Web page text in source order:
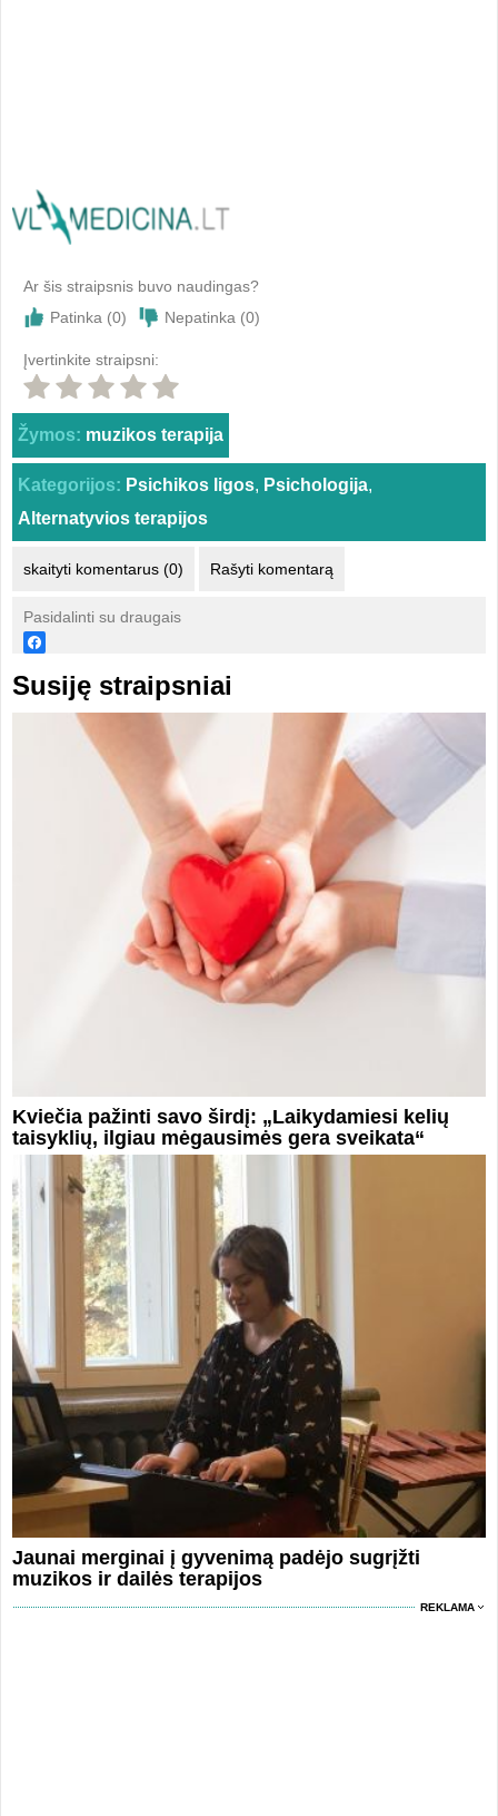
Ar šis straipsnis buvo naudingas?
Patinka (0) Nepatinka (0)
Įvertinkite straipsni:
Žymos: muzikos terapija
Kategorijos: Psichikos ligos, Psichologija,
Alternatyvios terapijos
skaityti komentarus (0) Rašyti komentarą
Pasidalinti su draugais
Susiję straipsniai
Kviečia pažinti savo širdį: „Laikydamiesi kelių
taisyklių, ilgiau mėgausimės gera sveikata“
Jaunai merginai į gyvenimą padėjo sugrįžti
muzikos ir dailės terapijos
REKLAMA